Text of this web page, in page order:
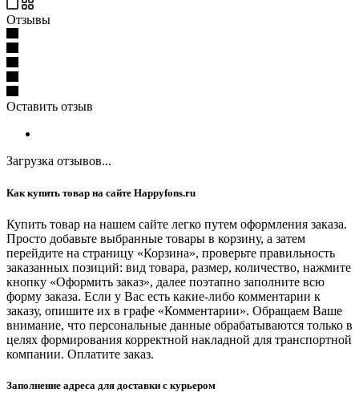
Отзывы
Оставить отзыв
Загрузка отзывов...
Как купить товар на сайте Happyfons.ru
Купить товар на нашем сайте легко путем оформления заказа.
Просто добавьте выбранные товары в корзину, а затем
перейдите на страницу «Корзина», проверьте правильность
заказанных позиций: вид товара, размер, количество, нажмите
кнопку «Оформить заказ», далее поэтапно заполните всю
форму заказа. Если у Вас есть какие-либо комментарии к
заказу, опишите их в графе «Комментарии». Обращаем Ваше
внимание, что персональные данные обрабатываются только в
целях формирования корректной накладной для транспортной
компании. Оплатите заказ.
Заполнение адреса для доставки с курьером